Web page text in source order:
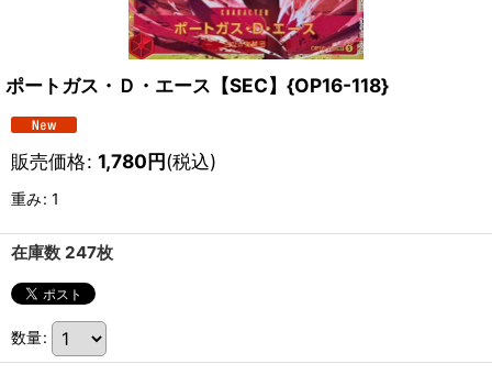
ポートガス・Ｄ・エース【SEC】{OP16-118}
販売価格: 1,780円(税込)
重み: 1
在庫数 247枚
数量: